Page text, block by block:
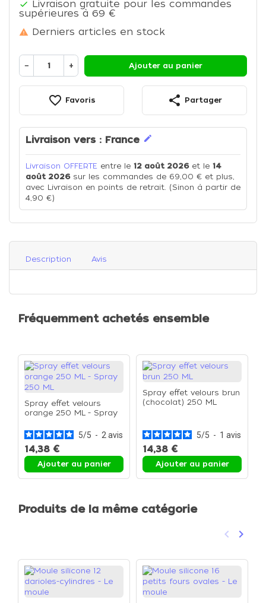
 Livraison gratuite pour les commandes
supérieures à 69 €
 Derniers articles en stock
− + Ajouter au panier
favorite_border Favoris share Partager
Livraison vers : France edit
Livraison OFFERTE entre le 12 août 2026et le 14
août 2026sur les commandes de 69,00 € et plus,
avec Livraison en points de retrait. (Sinon à partir de
4,90 €)
Description Avis
Fréquemment achetés ensemble
Spray effet velours
orange 250 ML - Spray
5/5 - 2 avis
14,38 €
Ajouter au panier
Spray effet velours brun
(chocolat) 250 ML
5/5 - 1 avis
14,38 €
Ajouter au panier
Produits de la même catégorie
Précédent
keyboard_arrow_left keyboard_arrow_right